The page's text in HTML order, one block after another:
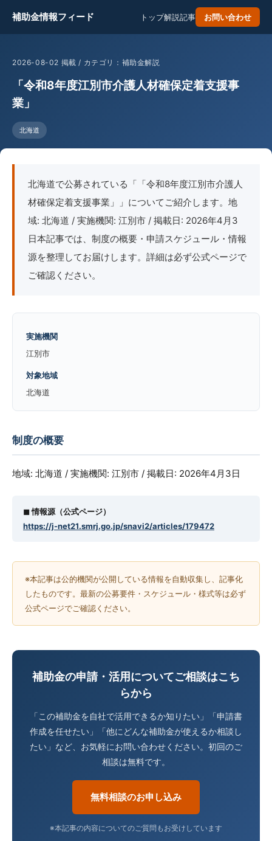
補助金情報フィード トップ解説記事 お問い合わせ
2026-08-02 掲載 / カテゴリ：補助金解説
「令和8年度江別市介護人材確保定着支援事
業」
北海道
北海道で公募されている「「令和8年度江別市介護人
材確保定着支援事業」」についてご紹介します。地
域: 北海道 / 実施機関: 江別市 / 掲載日: 2026年4月3
日本記事では、制度の概要・申請スケジュール・情報
源を整理してお届けします。詳細は必ず公式ページで
ご確認ください。
実施機関
江別市
対象地域
北海道
制度の概要
地域: 北海道 / 実施機関: 江別市 / 掲載日: 2026年4月3日
◼︎ 情報源（公式ページ）
https://j-net21.smrj.go.jp/snavi2/articles/179472
※本記事は公的機関が公開している情報を自動収集し、記事化
したものです。最新の公募要件・スケジュール・様式等は必ず
公式ページでご確認ください。
補助金の申請・活用についてご相談はこち
らから
「この補助金を自社で活用できるか知りたい」「申請書
作成を任せたい」「他にどんな補助金が使えるか相談し
たい」など、お気軽にお問い合わせください。初回のご
相談は無料です。
無料相談のお申し込み
※本記事の内容についてのご質問もお受けしています